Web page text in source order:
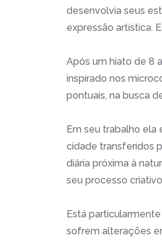
desenvolvia seus
expressão artística.
Após um hiato de 8
inspirado nos
pontuais, na busca
Em seu trabalho ela
cidade transferidos
diária próxima à
seu processo
Está
sofrem alterações